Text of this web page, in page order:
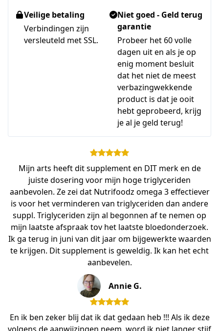
Veilige betaling
Verbindingen zijn
versleuteld met SSL.
Niet goed - Geld terug
garantie
Probeer het 60 volle
dagen uit en als je op
enig moment besluit
dat het niet de meest
verbazingwekkende
product is dat je ooit
hebt geprobeerd, krijg
je al je geld terug!
Mijn arts heeft dit supplement en DIT merk en de
juiste dosering voor mijn hoge triglyceriden
aanbevolen. Ze zei dat Nutrifoodz omega 3 effectiever
is voor het verminderen van triglyceriden dan andere
suppl. Triglyceriden zijn al begonnen af te nemen op
mijn laatste afspraak tov het laatste bloedonderzoek.
Ik ga terug in juni van dit jaar om bijgewerkte waarden
te krijgen. Dit supplement is geweldig. Ik kan het echt
aanbevelen.
Annie G.
En ik ben zeker blij dat ik dat gedaan heb !!! Als ik deze